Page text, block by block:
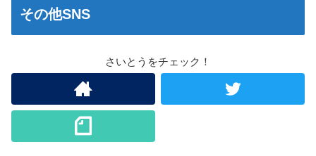
その他SNS
さいとうをチェック！